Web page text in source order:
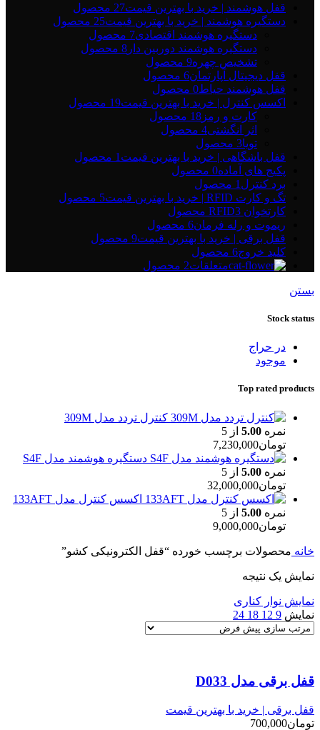
قفل هوشمند | خرید با بهترین قیمت27 محصول
دستگیره هوشمند | خرید با بهترین قیمت25 محصول
دستگیره هوشمند اقتصادی7 محصول
دستگیره هوشمند دوربین دار 8 محصول
تشخیص چهره9 محصول
قفل دیجیتال آپارتمان6 محصول
قفل هوشمند حیاط0 محصول
اکسس کنترل | خرید با بهترین قیمت19 محصول
کارت و رمز 18 محصول
اثر انگشتی4 محصول
تویا3 محصول
قفل باشگاهی | خرید با بهترین قیمت 1 محصول
پکیج های آماده0 محصول
برد کنترل 1 محصول
تگ و کارت RFID | خرید با بهترین قیمت
5 محصول
کارتخوان RFID 3 محصول
ریموت و رله فرمان6 محصول
قفل برقی | خرید با بهترین قیمت9 محصول
کلید خروج6 محصول
متعلقات2 محصول
بستن
Stock status
در حراج
موجود
Top rated products
کنترل تردد مدل 309M
نمره 5.00 از 5
تومان7,230,000
دستگیره هوشمند مدل S4F
نمره 5.00 از 5
تومان32,000,000
اکسس کنترل مدل 133AFT
نمره 5.00 از 5
تومان9,000,000
خانه محصولات برچسب خورده “قفل الکترونیکی کشو”
نمایش یک نتیجه
نمایش نوار کناری
نمایش 9
12
18
24
قفل برقی مدل D033
قفل برقی | خرید با بهترین قیمت
تومان700,000